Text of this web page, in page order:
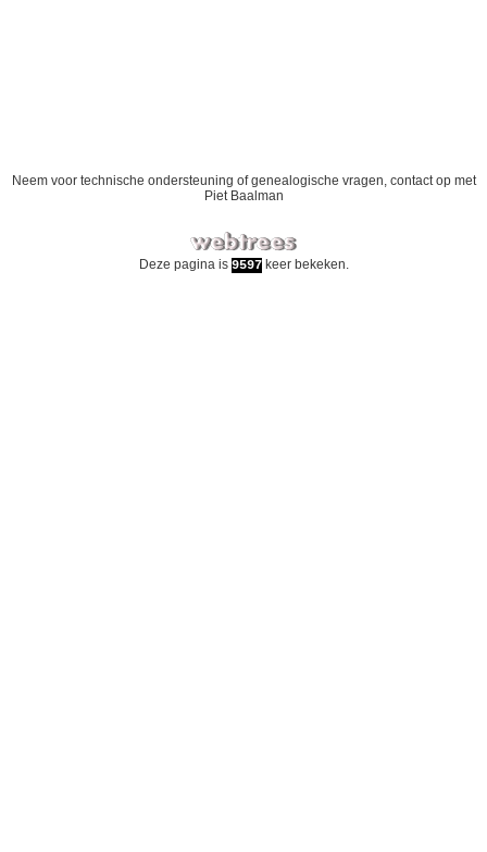
Neem voor technische ondersteuning of genealogische vragen, contact op met
Piet Baalman
Deze pagina is 9597keer bekeken.